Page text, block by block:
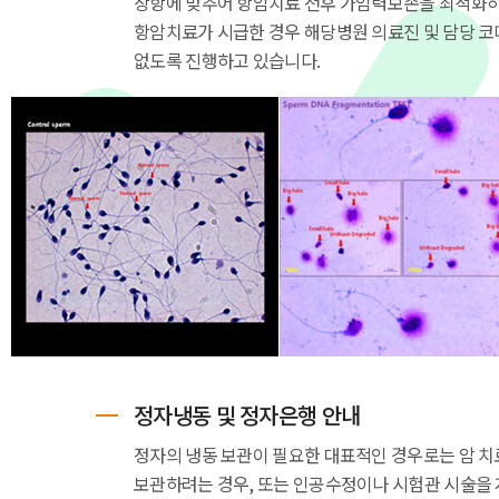
항암치료가 시급한 경우 해당병원 의료진 및 담당
없도록 진행하고 있습니다.
정자냉동 및 정자은행 안내
정자의 냉동 보관이 필요한 대표적인 경우로는 암
보관하려는 경우, 또는 인공수정이나 시험관 시술